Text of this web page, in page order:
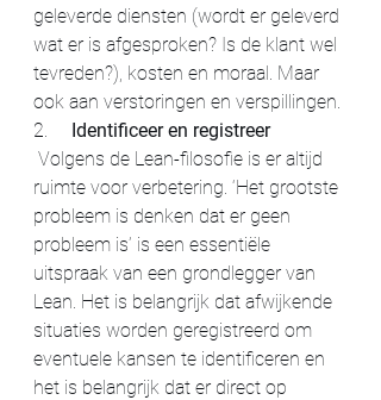
geleverde diensten (wordt er geleverd
wat er is afgesproken? Is de klant wel
tevreden?), kosten en moraal. Maar
ook aan verstoringen en verspillingen.
2. Identificeer en registreer
ruimte voor verbetering. ‘Het grootste
probleem is denken dat er geen
probleem is’ is een essentiële
uitspraak van een grondlegger van
Lean. Het is belangrijk dat afwijkende
situaties worden geregistreerd om
eventuele kansen te identificeren en
het is belangrijk dat er direct op